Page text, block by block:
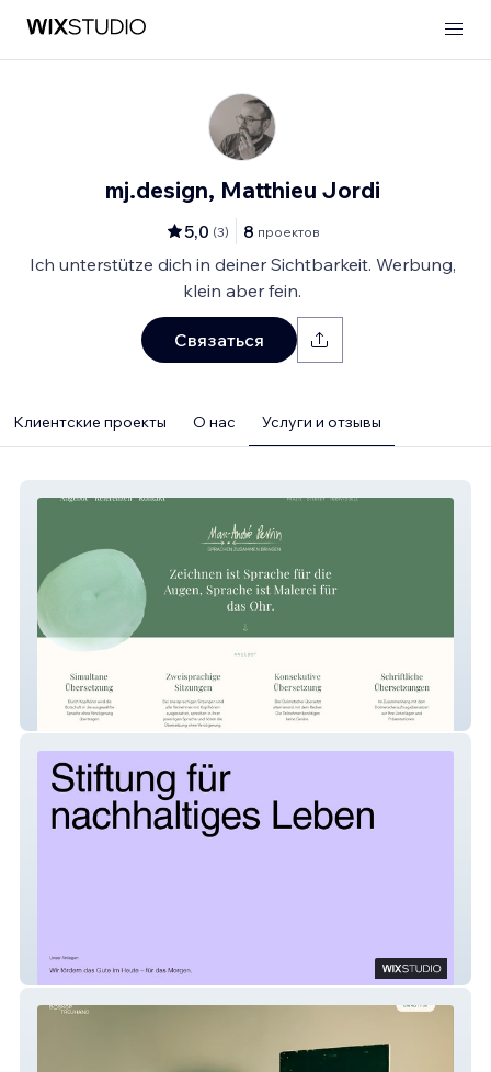
mj.design, Matthieu Jordi
5,0 (3) 8 проектов
Ich unterstütze dich in deiner Sichtbarkeit. Werbung,
klein aber fein.
Связаться
Клиентские проекты О нас Услуги и отзывы
maperrin
Stiftung für nachhaltiges Leben